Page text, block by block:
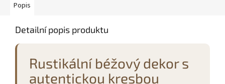
Popis
Detailní popis produktu
Rustikální béžový dekor s
autentickou kresbou